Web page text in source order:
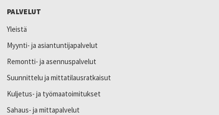
PALVELUT
Yleistä
Myynti- ja asiantuntijapalvelut
Remontti- ja asennuspalvelut
Suunnittelu ja mittatilausratkaisut
Kuljetus- ja työmaatoimitukset
Sahaus- ja mittapalvelut